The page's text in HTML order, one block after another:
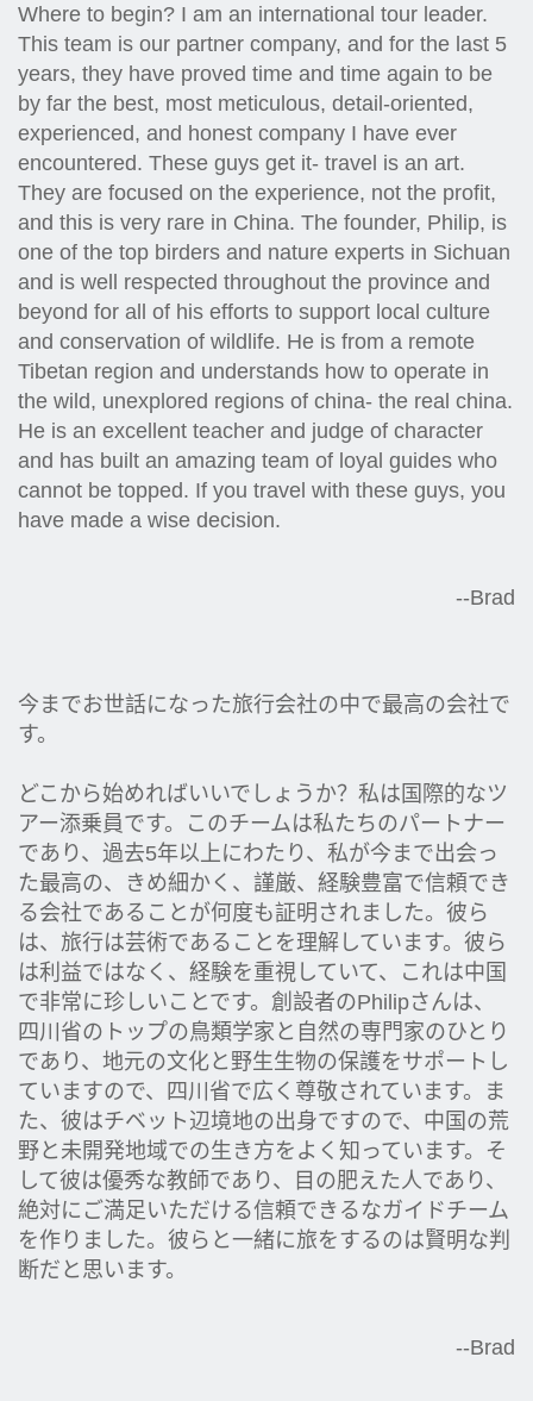
Where to begin? I am an international tour leader.
This team is our partner company, and for the last 5
years, they have proved time and time again to be
by far the best, most meticulous, detail-oriented,
experienced, and honest company I have ever
encountered. These guys get it- travel is an art.
They are focused on the experience, not the profit,
and this is very rare in China. The founder, Philip, is
one of the top birders and nature experts in Sichuan
and is well respected throughout the province and
beyond for all of his efforts to support local culture
and conservation of wildlife. He is from a remote
Tibetan region and understands how to operate in
the wild, unexplored regions of china- the real china.
He is an excellent teacher and judge of character
and has built an amazing team of loyal guides who
cannot be topped. If you travel with these guys, you
have made a wise decision.
--Brad
今までお世話になった旅行会社の中で最高の会社で
す。
どこから始めればいいでしょうか？私は国際的なツ
アー添乗員です。このチームは私たちのパートナー
であり、過去5年以上にわたり、私が今まで出会っ
た最高の、きめ細かく、謹厳、経験豊富で信頼でき
る会社であることが何度も証明されました。彼ら
は、旅行は芸術であることを理解しています。彼ら
は利益ではなく、経験を重視していて、これは中国
で非常に珍しいことです。創設者のPhilipさんは、
四川省のトップの鳥類学家と自然の専門家のひとり
であり、地元の文化と野生生物の保護をサポートし
ていますので、四川省で広く尊敬されています。ま
た、彼はチベット辺境地の出身ですので、中国の荒
野と未開発地域での生き方をよく知っています。そ
して彼は優秀な教師であり、目の肥えた人であり、
絶対にご満足いただける信頼できるなガイドチーム
を作りました。彼らと一緒に旅をするのは賢明な判
断だと思います。
--Brad